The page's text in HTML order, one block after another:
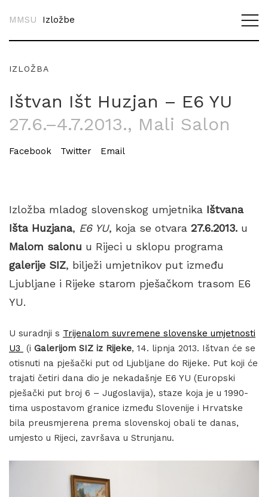
MMSU Izložbe
IZLOŽBA
Ištvan Išt Huzjan – E6 YU
27.6.–4.7.2013., Mali Salon
Facebook Twitter Email
Izložba mladog slovenskog umjetnika Ištvana
Išta Huzjana, E6 YU, koja se otvara 27.6.2013. u
Malom salonu u Rijeci u sklopu programa
galerije SIZ, bilježi umjetnikov put između
Ljubljane i Rijeke starom pješačkom trasom E6
YU.
U suradnji s Trijenalom suvremene slovenske umjetnosti
U3
(i Galerijom SIZ iz Rijeke, 14. lipnja 2013. Ištvan će se
otisnuti na pješački put od Ljubljane do Rijeke. Put koji će
trajati četiri dana dio je nekadašnje E6 YU (Europski
pješački put broj 6 – Jugoslavija), staze koja je u 1990-
tima uspostavom granice između Slovenije i Hrvatske
bila preusmjerena prema slovenskoj obali te danas,
umjesto u Rijeci, završava u Strunjanu.